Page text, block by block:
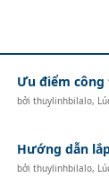
Ưu điểm công
bởi thuylinhbilalo,
Hướng dẫn
bởi thuylinhbilalo,